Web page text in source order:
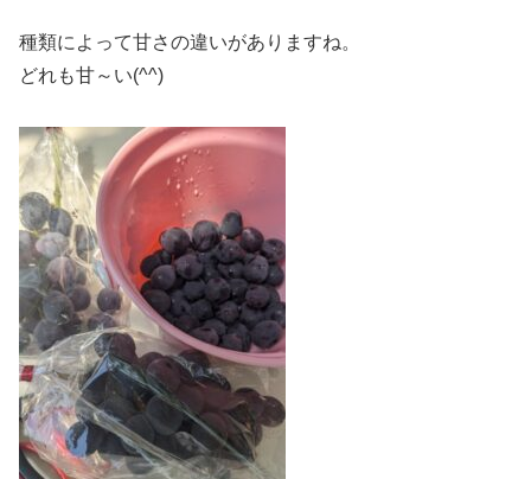
種類によって甘さの違いがありますね。
どれも甘～い(^^)